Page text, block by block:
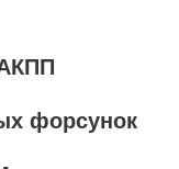
форсунок